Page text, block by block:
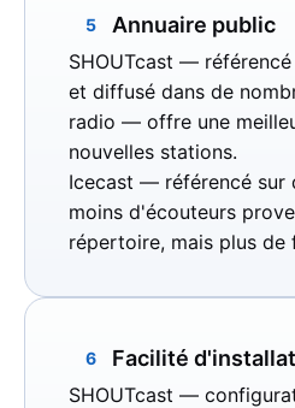
5 Annuaire public
SHOUTcast — référencé
et diffusé dans de
radio — offre une
nouvelles stations.
Icecast — référencé sur
moins d'écouteurs
répertoire, mais plus de
6 Facilité
SHOUTcast —